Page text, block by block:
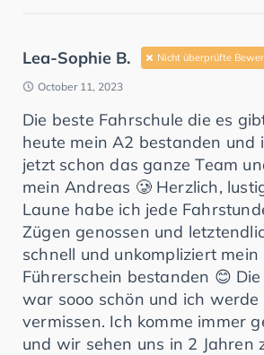
Lea-Sophie B. Nicht überprüfte
October 11, 2023
Die beste Fahrschule die es
heute mein A2 bestanden und
jetzt schon das ganze Team
mein Andreas 🥲 Herzlich,
Laune habe ich jede
Zügen genossen und
schnell und unkompliziert
Führerschein bestanden 😊
war sooo schön und ich werde
vermissen. Ich komme immer
und wir sehen uns in 2 Jahren